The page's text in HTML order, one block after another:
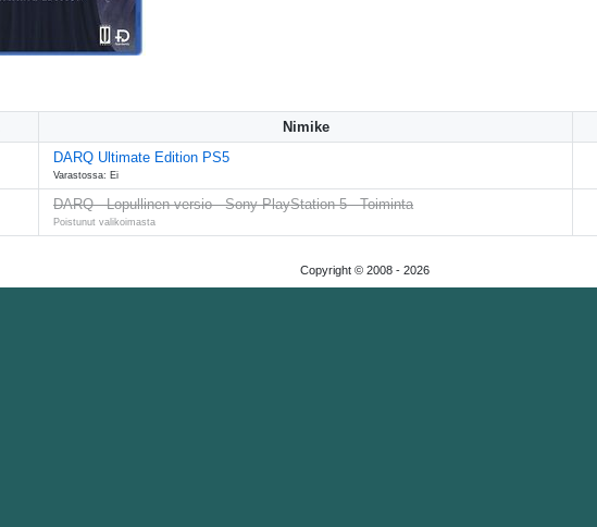
Nimike
DARQ Ultimate Edition PS5
Varastossa: Ei
DARQ - Lopullinen versio - Sony PlayStation 5 - Toiminta
Poistunut valikoimasta
Copyright © 2008 - 2026